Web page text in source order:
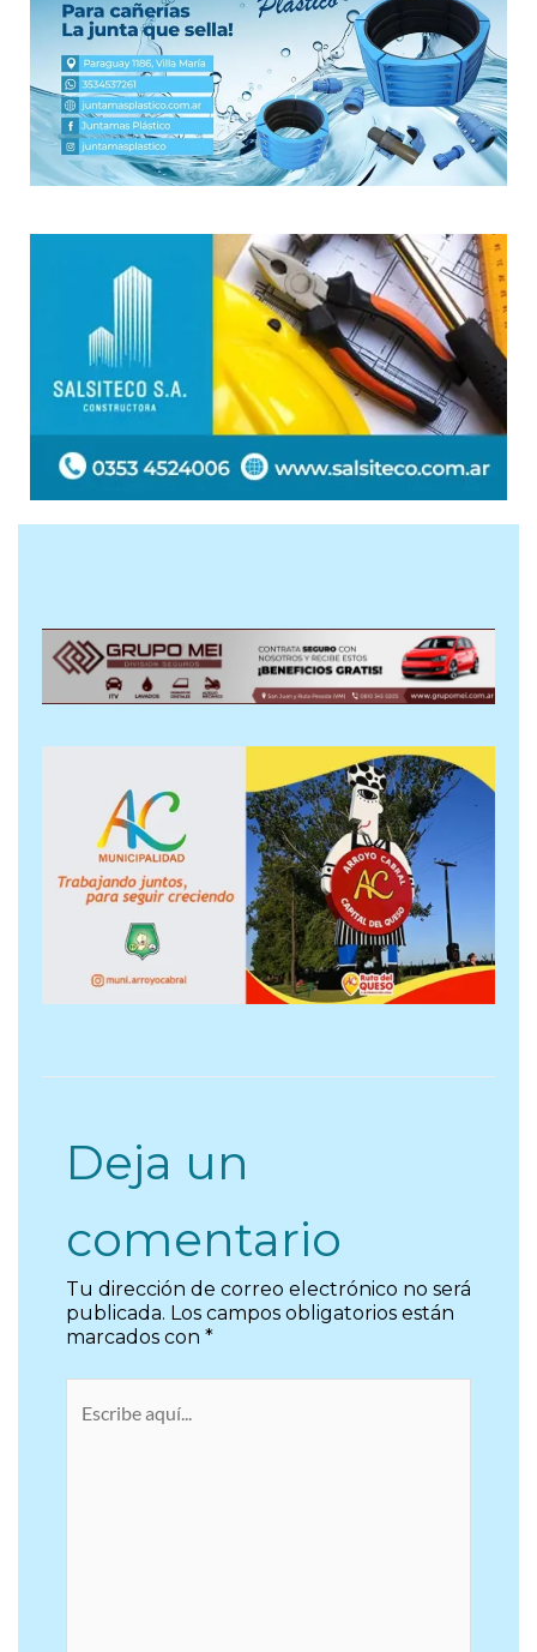
Deja un
comentario
Tu dirección de correo electrónico no será
publicada. Los campos obligatorios están
marcados con *